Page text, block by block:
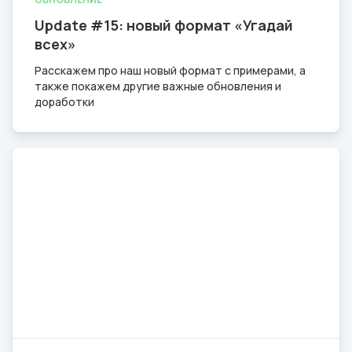
Update #15: новый формат «Угадай
всех»
Расскажем про наш новый формат с примерами, а
также покажем другие важные обновления и
доработки